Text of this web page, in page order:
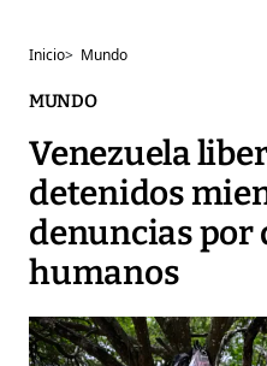
Inicio> Mundo
MUNDO
Venezuela
detenidos
denuncias por
humanos